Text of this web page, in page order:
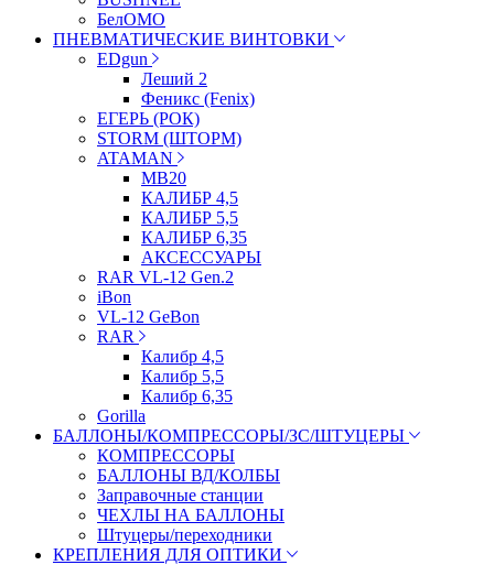
БелОМО
ПНЕВМАТИЧЕСКИЕ ВИНТОВКИ
EDgun
Леший 2
Феникс (Fenix)
ЕГЕРЬ (РОК)
STORM (ШТОРМ)
ATAMAN
МВ20
КАЛИБР 4,5
КАЛИБР 5,5
КАЛИБР 6,35
АКСЕССУАРЫ
RAR VL-12 Gen.2
iBon
VL-12 GeBon
RAR
Калибр 4,5
Калибр 5,5
Калибр 6,35
Gorilla
БАЛЛОНЫ/КОМПРЕССОРЫ/ЗС/ШТУЦЕРЫ
КОМПРЕССОРЫ
БАЛЛОНЫ ВД/КОЛБЫ
Заправочные станции
ЧЕХЛЫ НА БАЛЛОНЫ
Штуцеры/переходники
КРЕПЛЕНИЯ ДЛЯ ОПТИКИ